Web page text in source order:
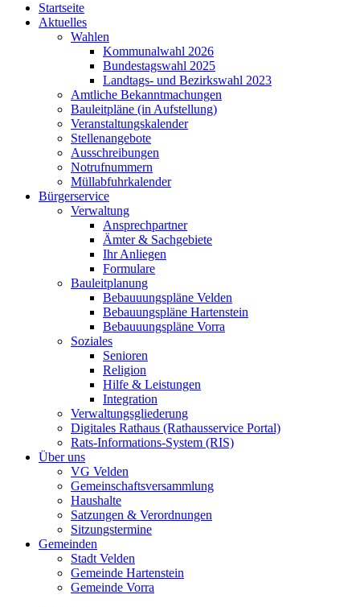
Startseite
Aktuelles
Wahlen
Kommunalwahl 2026
Bundestagswahl 2025
Landtags- und Bezirkswahl 2023
Amtliche Bekanntmachungen
Bauleitpläne (in Aufstellung)
Veranstaltungskalender
Stellenangebote
Ausschreibungen
Notrufnummern
Müllabfuhrkalender
Bürgerservice
Verwaltung
Ansprechpartner
Ämter & Sachgebiete
Ihr Anliegen
Formulare
Bauleitplanung
Bebauuungspläne Velden
Bebauungspläne Hartenstein
Bebauuungspläne Vorra
Soziales
Senioren
Religion
Hilfe & Leistungen
Integration
Verwaltungsgliederung
Digitales Rathaus (Rathausservice Portal)
Rats-Informations-System (RIS)
Über uns
VG Velden
Gemeinschaftsversammlung
Haushalte
Satzungen & Verordnungen
Sitzungstermine
Gemeinden
Stadt Velden
Gemeinde Hartenstein
Gemeinde Vorra